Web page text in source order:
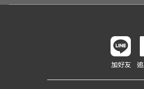
加好友